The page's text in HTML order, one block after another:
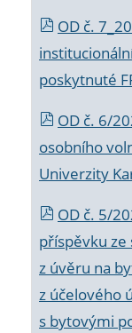
OD č.
poskytnuté
OD č. 6/
osobního
Univerzity
OD č. 5/
příspěvku
z úvěru na
z účelového
s bytovými